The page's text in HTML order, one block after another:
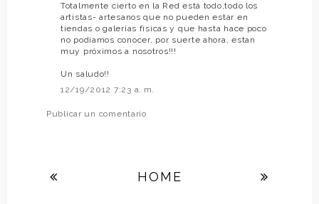
Totalmente cierto en la Red está todo,todo los
artistas- artesanos que no pueden estar en
tiendas o galerias físicas y que hasta hace poco
no podiamos conocer, por suerte ahora, estan
muy próximos a nosotros!!!
Un saludo!!
12/19/2012 7:23 a. m.
Publicar un comentario
HOME